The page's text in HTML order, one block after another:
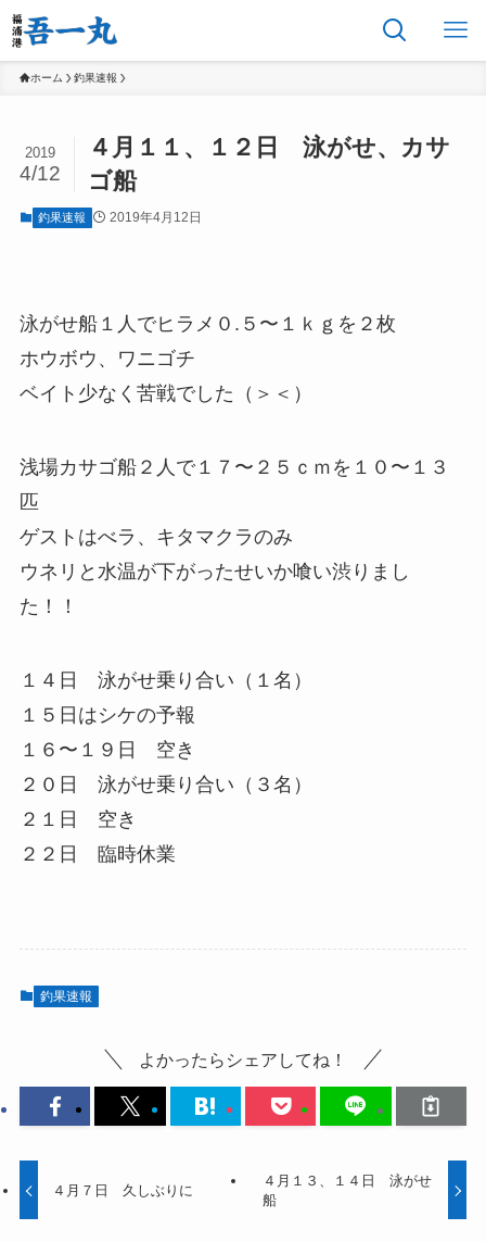
ホーム 釣果速報
４月１１、１２日 泳がせ、カサ
ゴ船
2019
4/12
釣果速報 2019年4月12日
泳がせ船１人でヒラメ０.５〜１ｋｇを２枚
ホウボウ、ワニゴチ
ベイト少なく苦戦でした（＞＜）
浅場カサゴ船２人で１７〜２５ｃｍを１０〜１３
匹
ゲストはべラ、キタマクラのみ
ウネリと水温が下がったせいか喰い渋りまし
た！！
１４日 泳がせ乗り合い（１名）
１５日はシケの予報
１６〜１９日 空き
２０日 泳がせ乗り合い（３名）
２１日 空き
２２日 臨時休業
釣果速報
よかったらシェアしてね！
４月７日 久しぶりに
４月１３、１４日 泳がせ
船